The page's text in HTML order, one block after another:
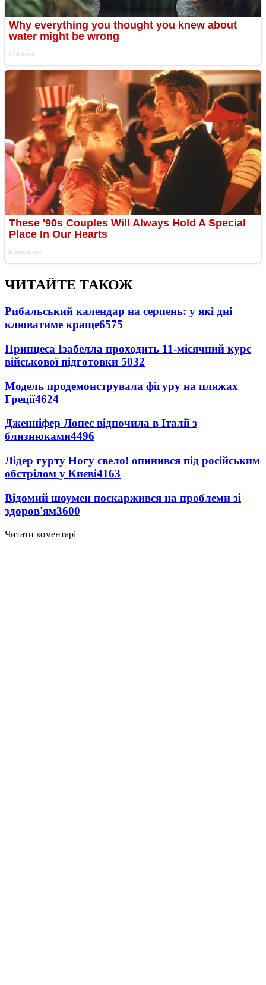
ЧИТАЙТЕ ТАКОЖ
Рибальський календар на серпень: у які дні
клюватиме краще6575
Принцеса Ізабелла проходить 11-місячний курс
військової підготовки 5032
Модель продемонструвала фігуру на пляжах
Греції4624
Дженніфер Лопес відпочила в Італії з
близнюками4496
Лідер гурту Ногу свело! опинився під російським
обстрілом у Києві4163
Відомий шоумен поскаржився на проблеми зі
здоров'ям3600
Читати коментарі